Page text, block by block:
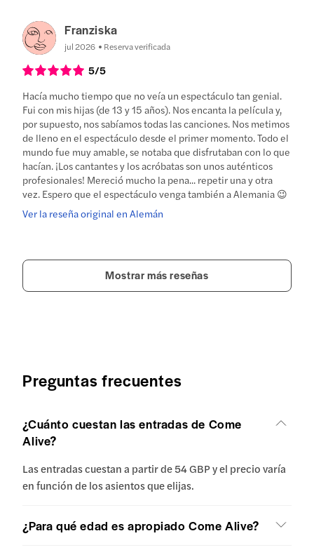
Franziska
jul 2026 Reserva verificada
5/5
Hacía mucho tiempo que no veía un espectáculo tan genial.
Fui con mis hijas (de 13 y 15 años). Nos encanta la película y,
por supuesto, nos sabíamos todas las canciones. Nos metimos
de lleno en el espectáculo desde el primer momento. Todo el
mundo fue muy amable, se notaba que disfrutaban con lo que
hacían. ¡Los cantantes y los acróbatas son unos auténticos
profesionales! Mereció mucho la pena... repetir una y otra
vez. Espero que el espectáculo venga también a Alemania 😉
Ver la reseña original en Alemán
Mostrar más reseñas
Preguntas frecuentes
¿Cuánto cuestan las entradas de Come
Alive?
Las entradas cuestan a partir de 54 GBP y el precio varía
en función de los asientos que elijas.
¿Para qué edad es apropiado Come Alive?